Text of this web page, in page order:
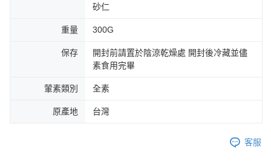
砂仁
重量 300G
保存
開封前請置於陰涼乾燥處 開封後冷藏並儘
素食用完畢
葷素類別 全素
原產地 台灣
客服